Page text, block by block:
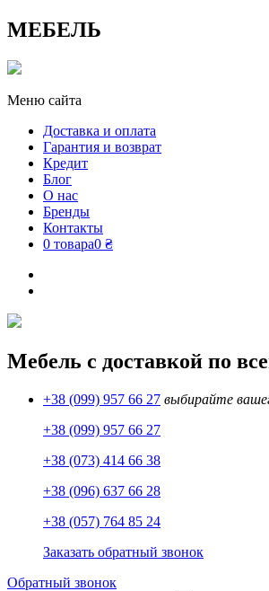
МЕБЕЛЬ
Меню сайта
Доставка и оплата
Гарантия и возврат
Кредит
Блог
О нас
Бренды
Контакты
0 товара0 ₴
Мебель с доставкой по
+38 (099) 957 66 27 выбирайте
+38 (099) 957 66 27
+38 (073) 414 66 38
+38 (096) 637 66 28
+38 (057) 764 85 24
Заказать обратный звонок
Обратный звонок